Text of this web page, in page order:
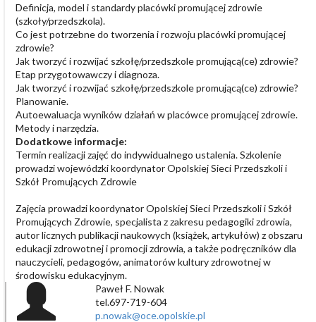
Definicja, model i standardy placówki promującej zdrowie
(szkoły/przedszkola).
Co jest potrzebne do tworzenia i rozwoju placówki promującej
zdrowie?
Jak tworzyć i rozwijać szkołę/przedszkole promującą(ce) zdrowie?
Etap przygotowawczy i diagnoza.
Jak tworzyć i rozwijać szkołę/przedszkole promującą(ce) zdrowie?
Planowanie.
Autoewaluacja wyników działań w placówce promującej zdrowie.
Metody i narzędzia.
Dodatkowe informacje:
Termin realizacji zajęć do indywidualnego ustalenia. Szkolenie
prowadzi wojewódzki koordynator Opolskiej Sieci Przedszkoli i
Szkół Promujących Zdrowie
Zajęcia prowadzi koordynator Opolskiej Sieci Przedszkoli i Szkół
Promujących Zdrowie, specjalista z zakresu pedagogiki zdrowia,
autor licznych publikacji naukowych (książek, artykułów) z obszaru
edukacji zdrowotnej i promocji zdrowia, a także podręczników dla
nauczycieli, pedagogów, animatorów kultury zdrowotnej w
środowisku edukacyjnym.
Paweł F. Nowak
tel.697-719-604
p.nowak@oce.opolskie.pl